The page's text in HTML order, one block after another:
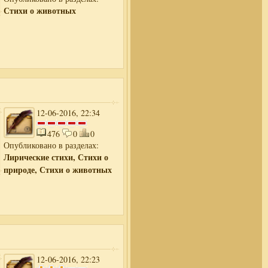
Стихи о животных
12-06-2016, 22:34
476
0
0
Опубликовано в разделах:
Лирические стихи, Стихи о
природе, Стихи о животных
12-06-2016, 22:23